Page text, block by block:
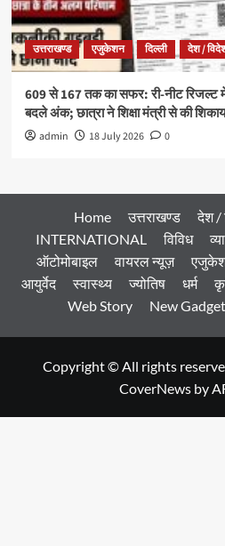
उत्तराखण्ड एजुकेशन दिल्ली देश /
609 से 167 तक का सफर: री-नीट रिजल्ट में
बदले अंक; छात्रा ने शिक्षा मंत्री से की
admin 18 July 2026 0
Home उत्तराखण्ड देश /
INTERNATIONAL
विविध
ऑटोमोबाइल
वायरल न्यूज़
आयुर्वेद
स्वास्थ्य ज्योतिष धर्म
Web Story
New
Copyright © All rights
CoverNewsby